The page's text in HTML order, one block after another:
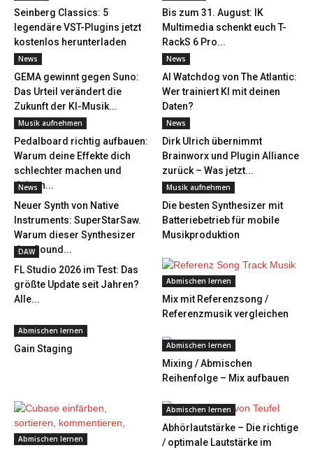
Seinberg Classics: 5
legendäre VST-Plugins jetzt
kostenlos herunterladen
Bis zum 31. August: IK
Multimedia schenkt euch T-
RackS 6 Pro...
News
GEMA gewinnt gegen Suno:
Das Urteil verändert die
Zukunft der KI-Musik...
News
AI Watchdog von The Atlantic:
Wer trainiert KI mit deinen
Daten?
Musik aufnehmen
Pedalboard richtig aufbauen:
Warum deine Effekte dich
schlechter machen und
deinen...
News
Dirk Ulrich übernimmt
Brainworx und Plugin Alliance
zurück – Was jetzt...
News
Neuer Synth von Native
Instruments: SuperStarSaw.
Warum dieser Synthesizer
den Sound...
Musik aufnehmen
Die besten Synthesizer mit
Batteriebetrieb für mobile
Musikproduktion
DAW
FL Studio 2026 im Test: Das
größte Update seit Jahren?
Alle...
Abmischen lernen
Mix mit Referenzsong /
Referenzmusik vergleichen
Abmischen lernen
Gain Staging Abmischen lernen
Mixing / Abmischen
Reihenfolge – Mix aufbauen
Abmischen lernen
Abmischen lernen
Abhörlautstärke – Die richtige
/ optimale Lautstärke im